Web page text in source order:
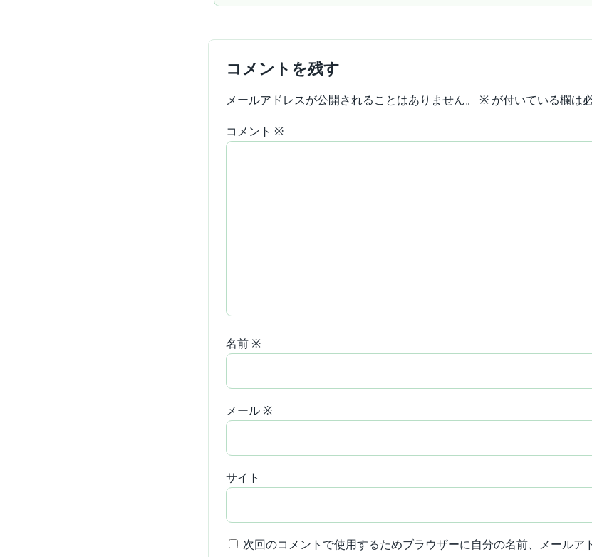
コメントを残す
メールアドレスが公開されることはありません。 ※ が付いている欄は
コメント ※
名前 ※
メール ※
サイト
次回のコメントで使用するためブラウザーに自分の名前、メールア